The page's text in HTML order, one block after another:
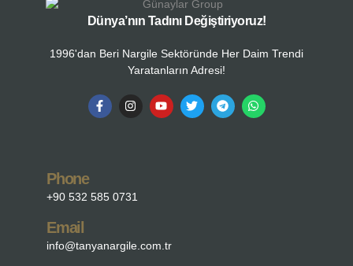
Dünya’nın Tadını Değiştiriyoruz!
1996'dan Beri Nargile Sektöründe Her Daim Trendi
Yaratanların Adresi!
Phone
+90 532 585 0731
Email
info@tanyanargile.com.tr